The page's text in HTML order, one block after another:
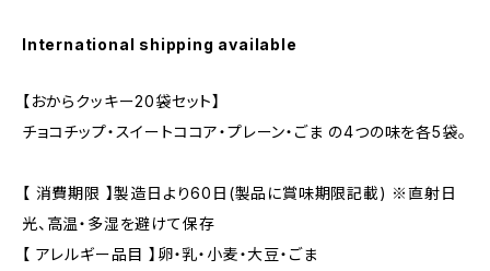
International shipping available
【おからクッキー20袋セット】
チョコチップ・スイートココア・プレーン・ごま の4つの味を各5袋。
【 消費期限 】製造日より60日(製品に賞味期限記載) ※直射日
光、高温・多湿を避けて保存
【 アレルギー品目 】卵・乳・小麦・大豆・ごま